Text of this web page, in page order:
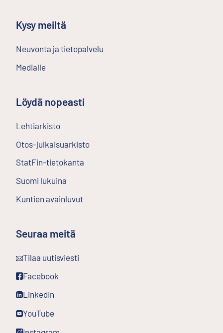
Kysy meiltä
Neuvonta ja tietopalvelu
Medialle
Löydä nopeasti
Lehtiarkisto
Otos-julkaisuarkisto
StatFin-tietokanta
Suomi lukuina
Kuntien avainluvut
Seuraa meitä
Tilaa uutisviesti
Ulkoinen linkki
Facebook
Ulkoinen linkki
LinkedIn
Ulkoinen linkki
YouTube
Ulkoinen linkki